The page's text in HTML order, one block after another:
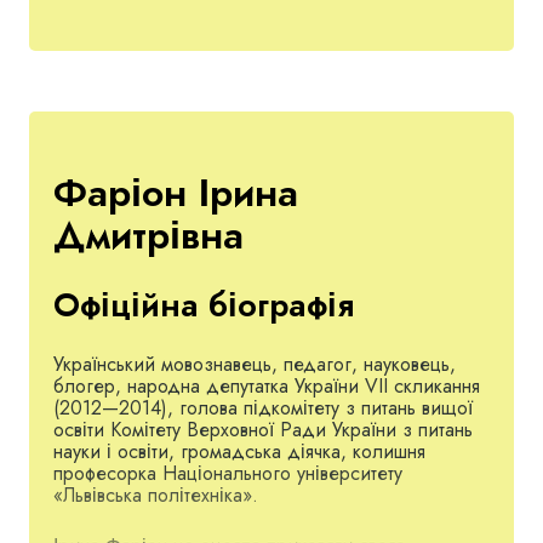
Фаріон Ірина
Дмитрівна
Офіційна біографія
Український мовознавець, педагог, науковець,
блогер, народна депутатка України VII скликання
(2012—2014), голова підкомітету з питань вищої
освіти Комітету Верховної Ради України з питань
науки і освіти, громадська діячка, колишня
професорка Національного університету
«Львівська політехніка».